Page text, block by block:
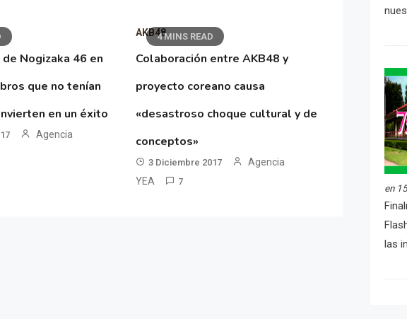
Nogizaka 46 en
que no tenían
en un éxito
Agencia
4 MINS READ
AKB48
Colaboración entre AKB48 y
proyecto coreano causa
«desastroso choque cultural y de
conceptos»
3 Diciembre 2017
Agencia
YEA
7
en
las